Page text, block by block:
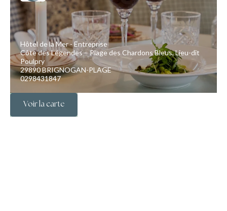
Hôtel de la Mer - Entreprise
Côte des Légendes – Plage des Chardons Bleus, Lieu-dit
Poulpry
29890 BRIGNOGAN-PLAGE
0298431847
Voir la carte